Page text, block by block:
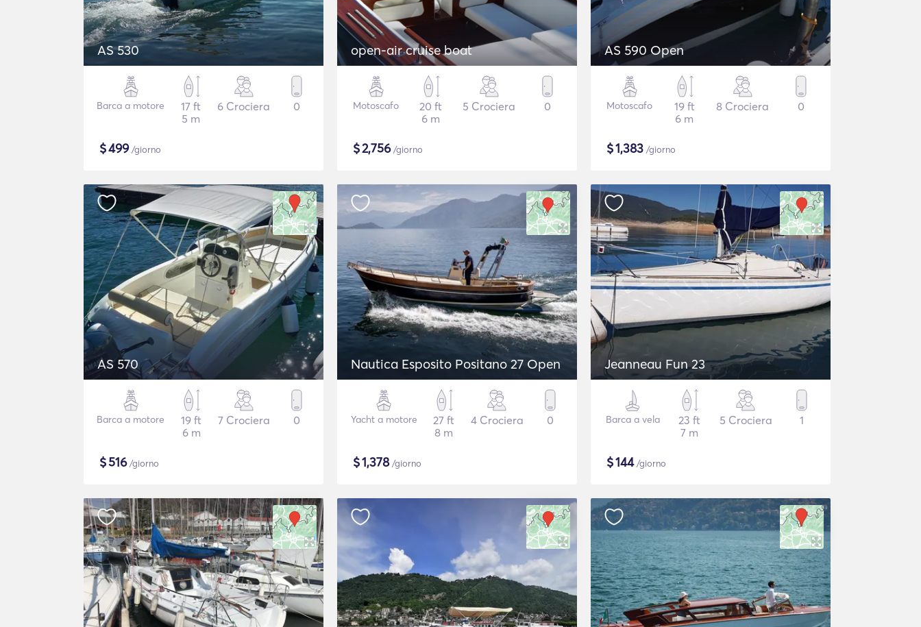
AS 530
Barca a motore
17 ft
5 m
6 Crociera 0
$499/giorno
open-air cruise boat
Motoscafo
20 ft
6 m
5 Crociera 0
$2,756/giorno
AS 590 Open
Motoscafo
19 ft
6 m
8 Crociera 0
$1,383 /giorno
AS 570
Barca a motore
19 ft
6 m
7 Crociera 0
$516/giorno
Nautica Esposito Positano 27 Open
Yacht a motore
27 ft
8 m
4 Crociera 0
$1,378/giorno
Jeanneau Fun 23
Barca a vela
23 ft
7 m
5 Crociera 1
$144/giorno